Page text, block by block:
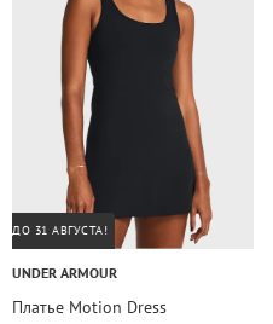
ДО 31 АВГУСТА!
UNDER ARMOUR
Платье Motion Dress